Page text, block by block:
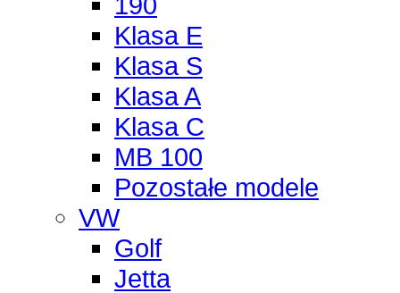
Klasa E
Klasa S
Klasa A
Klasa C
MB 100
Pozostałe modele
VW
Golf
Jetta